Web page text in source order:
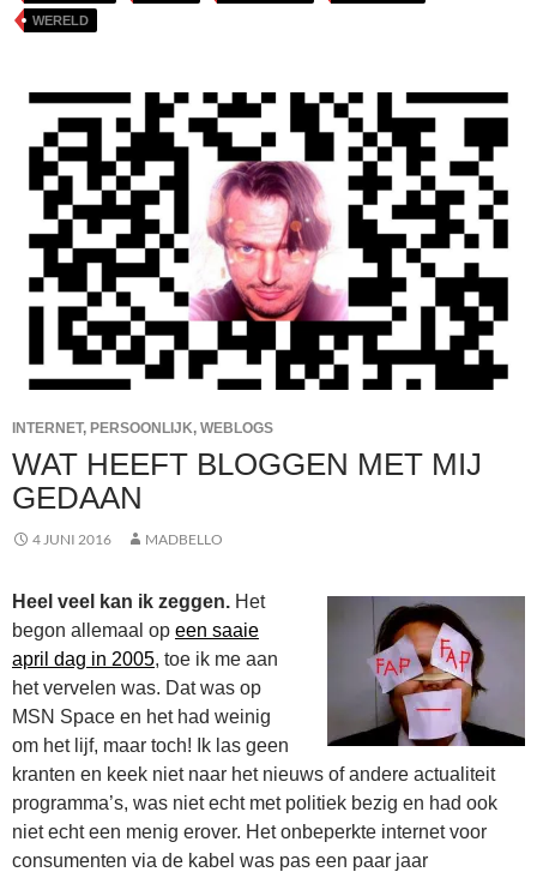
WERELD
INTERNET, PERSOONLIJK, WEBLOGS
WAT HEEFT BLOGGEN MET MIJ
GEDAAN
4 JUNI 2016 MADBELLO
Heel veel kan ik zeggen. Het
begon allemaal op een saaie
april dag in 2005, toe ik me aan
het vervelen was. Dat was op
MSN Space en het had weinig
om het lijf, maar toch! Ik las geen
kranten en keek niet naar het nieuws of andere actualiteit
programma’s, was niet echt met politiek bezig en had ook
niet echt een menig erover. Het onbeperkte internet voor
consumenten via de kabel was pas een paar jaar